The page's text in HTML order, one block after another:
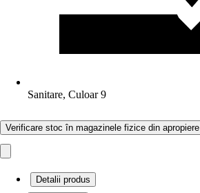
Sanitare, Culoar 9
Verificare stoc în magazinele fizice din apropiere
Detalii produs